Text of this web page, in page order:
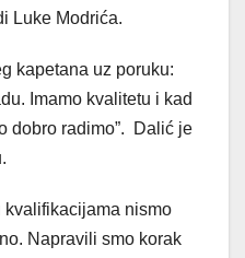
Luke Modrića.
kapetana uz poruku:
Imamo kvalitetu i kad
dobro radimo”. Dalić je
kvalifikacijama nismo
Napravili smo korak